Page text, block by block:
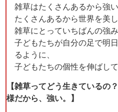
雑草はたくさんあるから強い
たくさんあるから世界を美し
雑草にとっていちばんの強
子どもたちが自分の足で明
るように、
子どもたちの個性を伸ばして
【雑草ってどう生きているの
様だから、強い。】